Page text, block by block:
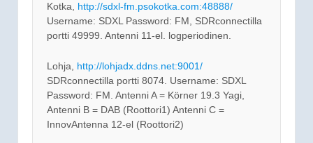
Kotka, http://sdxl-fm.psokotka.com:48888/
Username: SDXL Password: FM, SDRconnectilla
portti 49999. Antenni 11-el. logperiodinen.
Lohja, http://lohjadx.ddns.net:9001/
SDRconnectilla portti 8074. Username: SDXL
Password: FM. Antenni A = Körner 19.3 Yagi,
Antenni B = DAB (Roottori1) Antenni C =
InnovAntenna 12-el (Roottori2)